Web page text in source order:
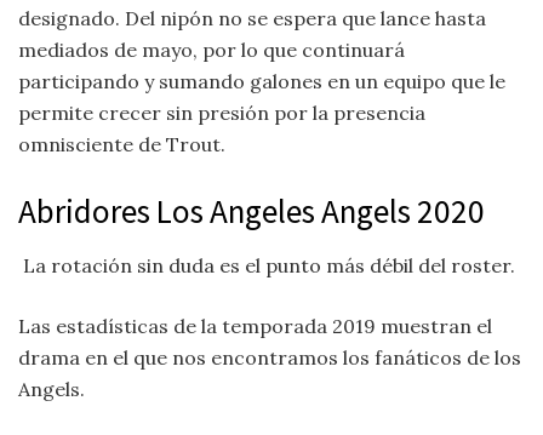
designado. Del nipón no se espera que lance hasta
mediados de mayo, por lo que continuará
participando y sumando galones en un equipo que le
permite crecer sin presión por la presencia
omnisciente de Trout.
Abridores Los Angeles Angels 2020
La rotación sin duda es el punto más débil del roster.
Las estadísticas de la temporada 2019 muestran el
drama en el que nos encontramos los fanáticos de los
Angels.